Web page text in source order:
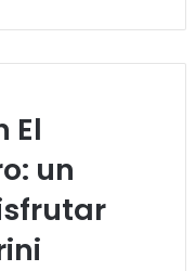
El
un